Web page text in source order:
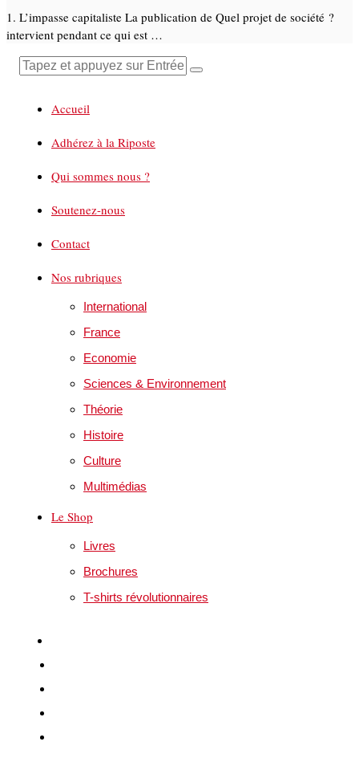
1. L’impasse capitaliste La publication de Quel projet de société ?
intervient pendant ce qui est …
Accueil
Adhérez à la Riposte
Qui sommes nous ?
Soutenez-nous
Contact
Nos rubriques
International
France
Economie
Sciences & Environnement
Théorie
Histoire
Culture
Multimédias
Le Shop
Livres
Brochures
T-shirts révolutionnaires